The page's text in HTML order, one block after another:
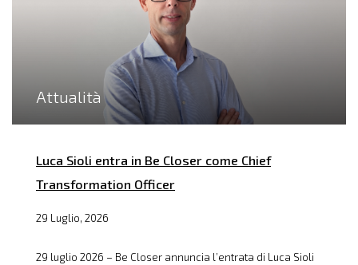
Attualità
Luca Sioli entra in Be Closer come Chief
Transformation Officer
29 Luglio, 2026
29 luglio 2026 – Be Closer annuncia l’entrata di Luca Sioli